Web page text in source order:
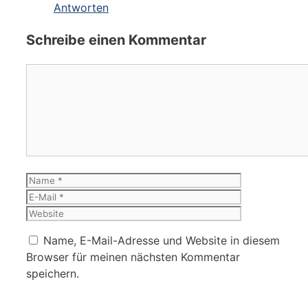
Antworten
Schreibe einen Kommentar
Name
Name, E-Mail-Adresse und Website in diesem
Browser für meinen nächsten Kommentar
speichern.